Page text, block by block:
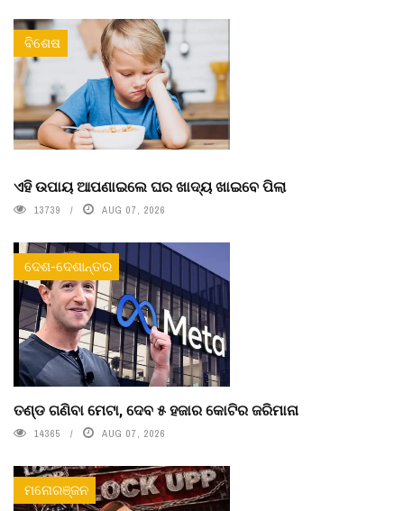
ବିଶେଷ
ଏହି ଉପାୟ ଆପଣାଇଲେ ଘର ଖାଦ୍ୟ ଖାଇବେ ପିଲା
13739 AUG 07, 2026
ଦେଶ-ଦେଶାନ୍ତର
ତଣ୍ଡ ଗଣିବା ମେଟା, ଦେବ ୫ ହଜାର କୋଟିର ଜରିମାନା
14365 AUG 07, 2026
ମନୋରଞ୍ଜନ